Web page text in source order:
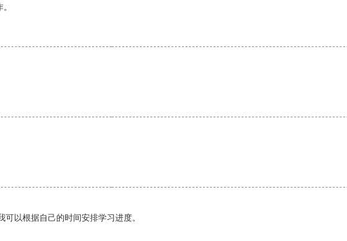
以根据自己的时间安排学习进度。